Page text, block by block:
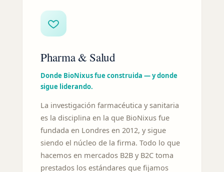
Pharma & Salud
Donde BioNixus fue construida — y donde
sigue liderando.
La investigación farmacéutica y sanitaria
es la disciplina en la que BioNixus fue
fundada en Londres en 2012, y sigue
siendo el núcleo de la firma. Todo lo que
hacemos en mercados B2B y B2C toma
prestados los estándares que fijamos